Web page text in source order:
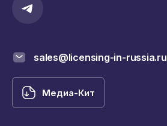
sales@licensing-in-russia.ru
Медиа-Кит